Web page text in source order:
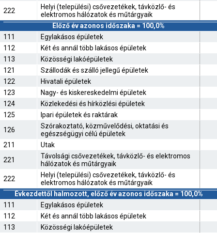
222
Helyi (települési) csővezetékek, távközlő- és
elektromos hálózatok és műtárgyaik
Előző év azonos időszaka = 100,0%
111
Egylakásos épületek
112
Két és annál több lakásos épületek
113
Közösségi lakóépületek
121
Szállodák és szálló jellegű épületek
122
Hivatali épületek
123
Nagy- és kiskereskedelmi épületek
124
Közlekedési és hírközlési épületek
125
Ipari épületek és raktárak
126
Szórakoztató, közművelődési, oktatási és
egészségügyi célú épületek
211
Utak
221
Távolsági csővezetékek, távközlő- és elektromos
hálózatok és műtárgyaik
222
Helyi (települési) csővezetékek, távközlő- és
elektromos hálózatok és műtárgyaik
Évkezdettől halmozott, előző év azonos időszaka = 100,0%
111
Egylakásos épületek
112
Két és annál több lakásos épületek
113
Közösségi lakóépületek